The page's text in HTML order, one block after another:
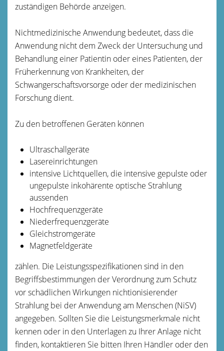
zuständigen Behörde anzeigen.
Nichtmedizinische Anwendung bedeutet, dass die
Anwendung nicht dem Zweck der Untersuchung und
Behandlung einer Patientin oder eines Patienten, der
Früherkennung von Krankheiten, der
Schwangerschaftsvorsorge oder der medizinischen
Forschung dient.
Zu den betroffenen Geräten können
Ultraschallgeräte
Lasereinrichtungen
intensive Lichtquellen, die intensive gepulste oder
ungepulste inkohärente optische Strahlung
aussenden
Hochfrequenzgeräte
Niederfrequenzgeräte
Gleichstromgeräte
Magnetfeldgeräte
zählen. Die Leistungsspezifikationen sind in den
Begriffsbestimmungen der Verordnung zum Schutz
vor schädlichen Wirkungen nichtionisierender
Strahlung bei der Anwendung am Menschen (NiSV)
angegeben. Sollten Sie die Leistungsmerkmale nicht
kennen oder in den Unterlagen zu Ihrer Anlage nicht
finden, kontaktieren Sie bitten Ihren Händler oder den